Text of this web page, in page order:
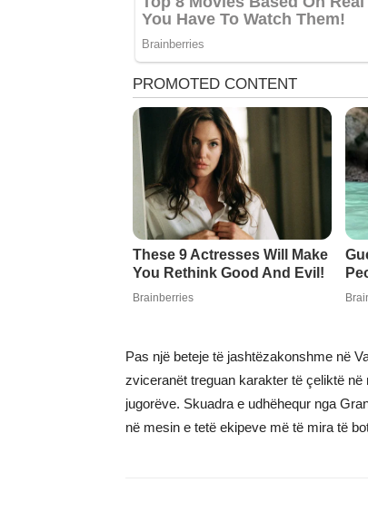
​Pas një beteje të jashtëzakonshme në
zviceranët treguan karakter të çeliktë
jugorëve. Skuadra e udhëhequr nga
në mesin e tetë ekipeve më të mira të